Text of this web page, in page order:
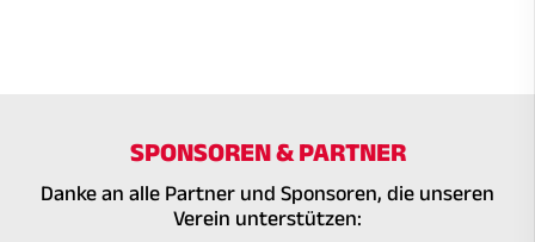
SPONSOREN & PARTNER
Danke an alle Partner und Sponsoren, die unseren
Verein unterstützen: